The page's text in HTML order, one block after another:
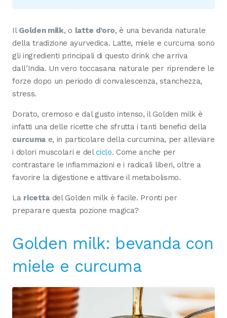
Il Golden milk, o latte d’oro, è una bevanda naturale
della tradizione ayurvedica. Latte, miele e curcuma sono
gli ingredienti principali di questo drink che arriva
dall’India. Un vero toccasana naturale per riprendere le
forze dopo un periodo di convalescenza, stanchezza,
stress.
Dorato, cremoso e dal gusto intenso, il Golden milk è
infatti una delle ricette che sfrutta i tanti benefici della
curcuma e, in particolare della curcumina, per alleviare
i dolori muscolari e delciclo. Come anche per
contrastare le infiammazioni e i radicali liberi, oltre a
favorire la digestione e attivare il metabolismo.
La ricetta del Golden milk è facile. Pronti per
preparare questa pozione magica?
Golden milk: bevanda con
miele e curcuma